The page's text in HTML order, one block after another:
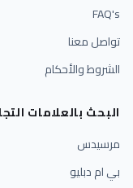
FAQ's
تواصل معنا
الشروط والأحكام
البحث بالعلامات
مرسيدس
بي ام دبليو